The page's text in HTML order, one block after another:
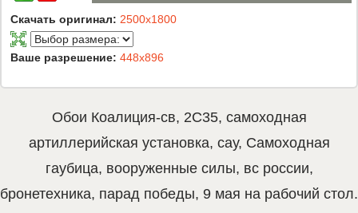
Скачать оригинал: 2500x1800
Ваше разрешение: 448x896
Обои Коалиция-св, 2С35, самоходная
артиллерийская установка, сау, Самоходная
гаубица, вооруженные силы, вс россии,
бронетехника, парад победы, 9 мая на рабочий стол.